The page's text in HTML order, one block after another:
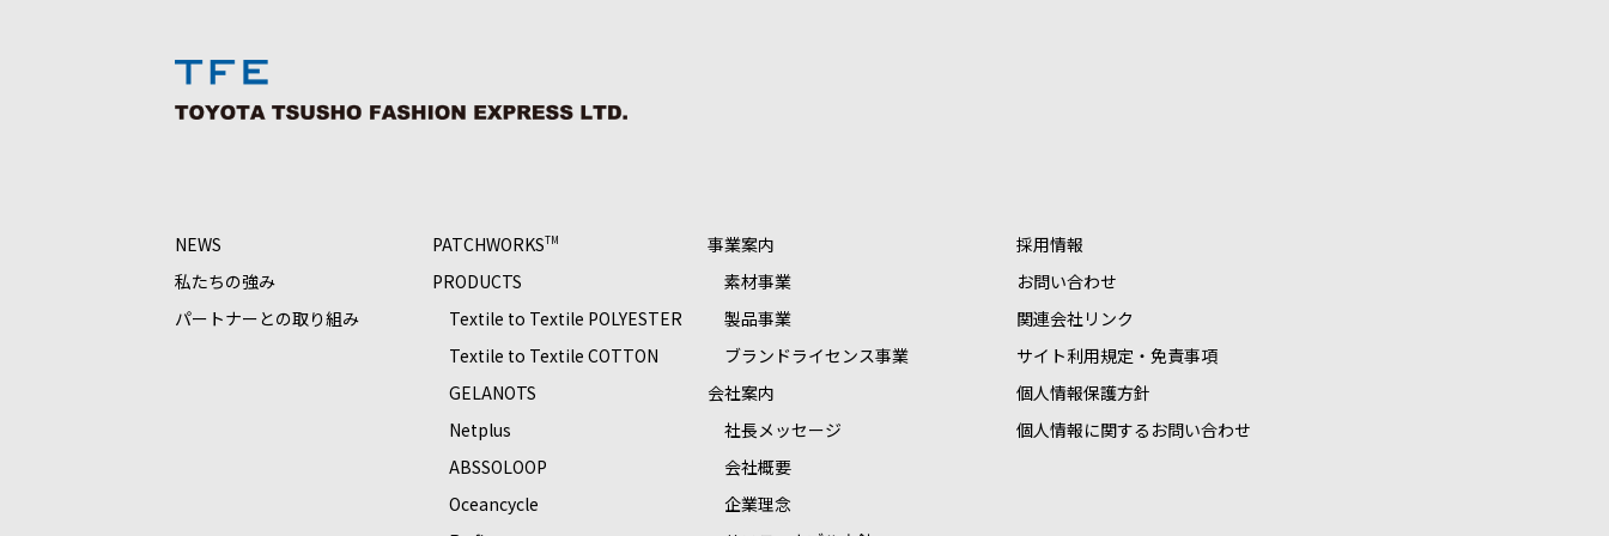
NEWS
私たちの強み
パートナーとの取り組み
PATCHWORKSTM
PRODUCTS
Textile to Textile POLYESTER
Textile to Textile COTTON
GELANOTS
Netplus
ABSSOLOOP
Oceancycle
事業案内
素材事業
製品事業
ブランドライセンス事業
会社案内
社長メッセージ
会社概要
企業理念
採用情報
お問い合わせ
関連会社リンク
サイト利用規定・免責事項
個人情報保護方針
個人情報に関するお問い合わせ